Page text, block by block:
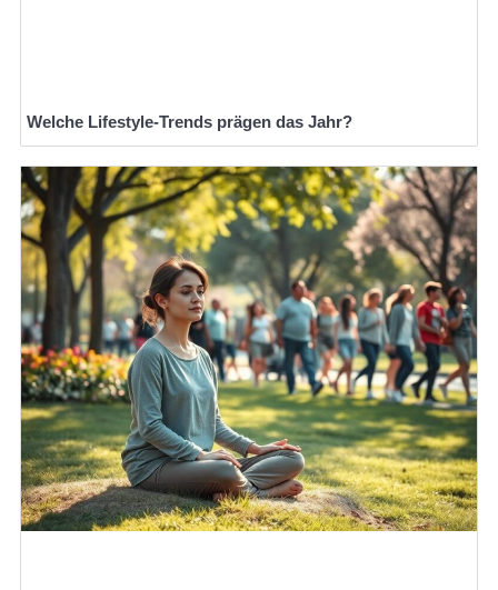
Welche Lifestyle-Trends prägen das Jahr?